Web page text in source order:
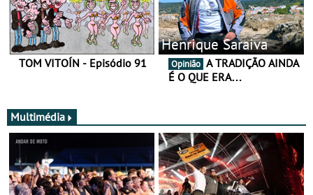
TOM VITOÍN - Episódio 91
Henrique Saraiva
Opinião
É O QUE ERA…
Multimédia